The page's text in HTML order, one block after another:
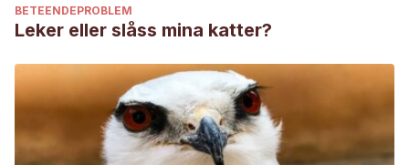
BETEENDEPROBLEM
Leker eller slåss mina katter?